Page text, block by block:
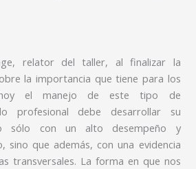
relator del taller, al finalizar la
la importancia que tiene para los
hoy el manejo de este tipo de
profesional debe desarrollar su
sólo con un alto desempeño y
sino que además, con una evidencia
transversales. La forma en que nos